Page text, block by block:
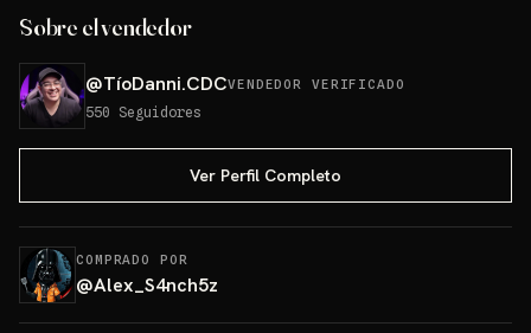
Sobre el vendedor
@TíoDanni.CDCVENDEDOR VERIFICADO
550 Seguidores
Ver Perfil Completo
COMPRADO POR
@Alex_S4nch5z